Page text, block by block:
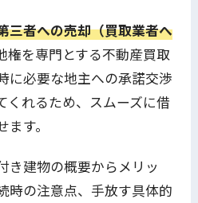
三者への売却（買取業者へ
権を専門とする不動産買取
に必要な地主への承諾交渉
くれるため、スムーズに借
す。
き建物の概要からメリッ
時の注意点、手放す具体的